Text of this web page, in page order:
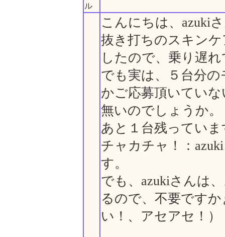
ル
こんにちは、azuki
抜き打ちのスキン
したので、乗り遅
でも実は、５台分
かご応募頂いてい
無いのでしょうか。
あと１台残ってい
チャカチャ！：
す。
でも、azukiさんは
るので、不要です
い！、アセアセ！）